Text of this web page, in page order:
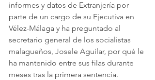
informes y datos de Extranjería por
parte de un cargo de su Ejecutiva en
Vélez-Málaga y ha preguntado al
secretario general de los socialistas
malagueños, Josele Aguilar, por qué le
ha mantenido entre sus filas durante
meses tras la primera sentencia.